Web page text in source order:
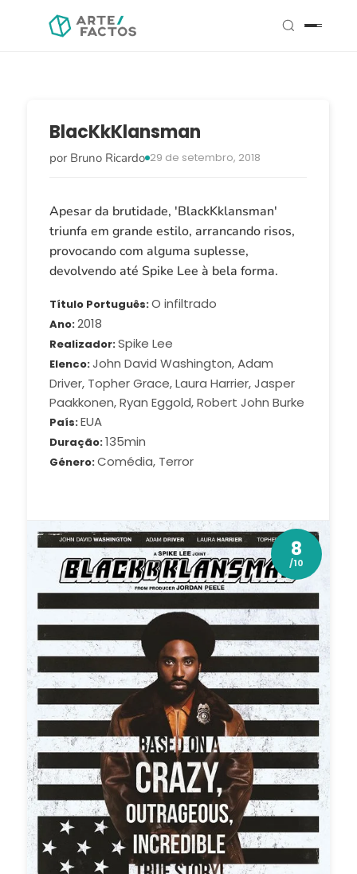
BlacKkKlansman
por Bruno Ricardo 29 de setembro, 2018
Apesar da brutidade, 'BlackKklansman'
triunfa em grande estilo, arrancando risos,
provocando com alguma suplesse,
devolvendo até Spike Lee à bela forma.
Título Português O infiltrado
Ano 2018
Realizador Spike Lee
Elenco John David Washington, Adam
Driver, Topher Grace, Laura Harrier, Jasper
Paakkonen, Ryan Eggold, Robert John Burke
País EUA
Duração 135min
Género Comédia, Terror
8
/10